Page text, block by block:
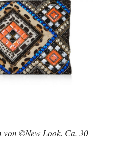
von ©New Look. Ca. 30